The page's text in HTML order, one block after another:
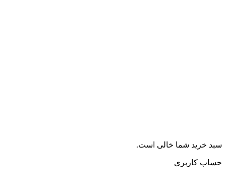
سبد خرید شما خالی است.
حساب کاربری